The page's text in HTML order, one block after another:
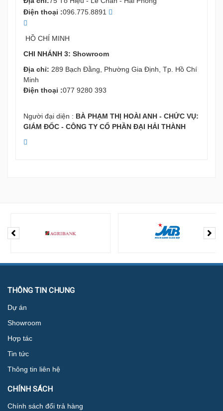
Điện thoại :096.775.8891
HỒ CHÍ MINH
CHI NHÁNH 3: Showroom
Địa chỉ: 289 Bạch Đằng, Phường Gia Định, Tp. Hồ Chí
Minh
Điện thoại :077 9280 393
Người đại diện : BÀ PHẠM THỊ HOÀI ANH - CHỨC VỤ:
GIÁM ĐỐC - CÔNG TY CỔ PHẦN ĐẠI HẢI THÀNH
THÔNG TIN CHUNG
Dự án
Showroom
Hợp tác
Tin tức
Thông tin liên hệ
CHÍNH SÁCH
Chính sách đổi trả hàng